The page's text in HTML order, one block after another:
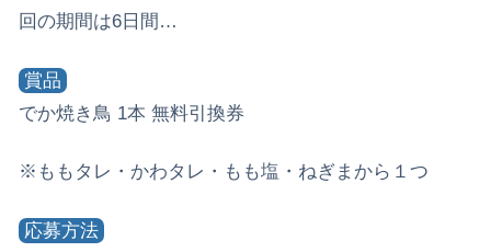
回の期間は6日間…
賞品
でか焼き鳥 1本 無料引換券
※ももタレ・かわタレ・もも塩・ねぎまから１つ
応募方法